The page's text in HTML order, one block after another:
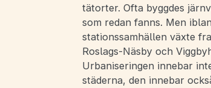
tätorter. Ofta byggdes
som redan fanns. Men
stationssamhällen växte
Roslags-Näsby och
Urbaniseringen innebar
städerna, den innebar